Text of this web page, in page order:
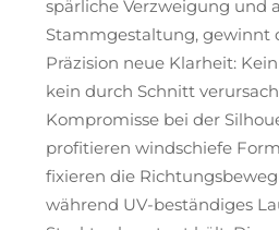
spärliche Verzweigung und
Stammgestaltung, gewinnt
Präzision neue Klarheit:
kein durch Schnitt
Kompromisse bei der
profitieren windschiefe
fixieren die
während UV-beständiges